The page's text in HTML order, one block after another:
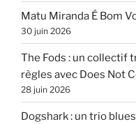
Matu Miranda É Bom
30 juin 2026
The Fods : un collectif
règles avec Does Not
28 juin 2026
Dogshark : un trio